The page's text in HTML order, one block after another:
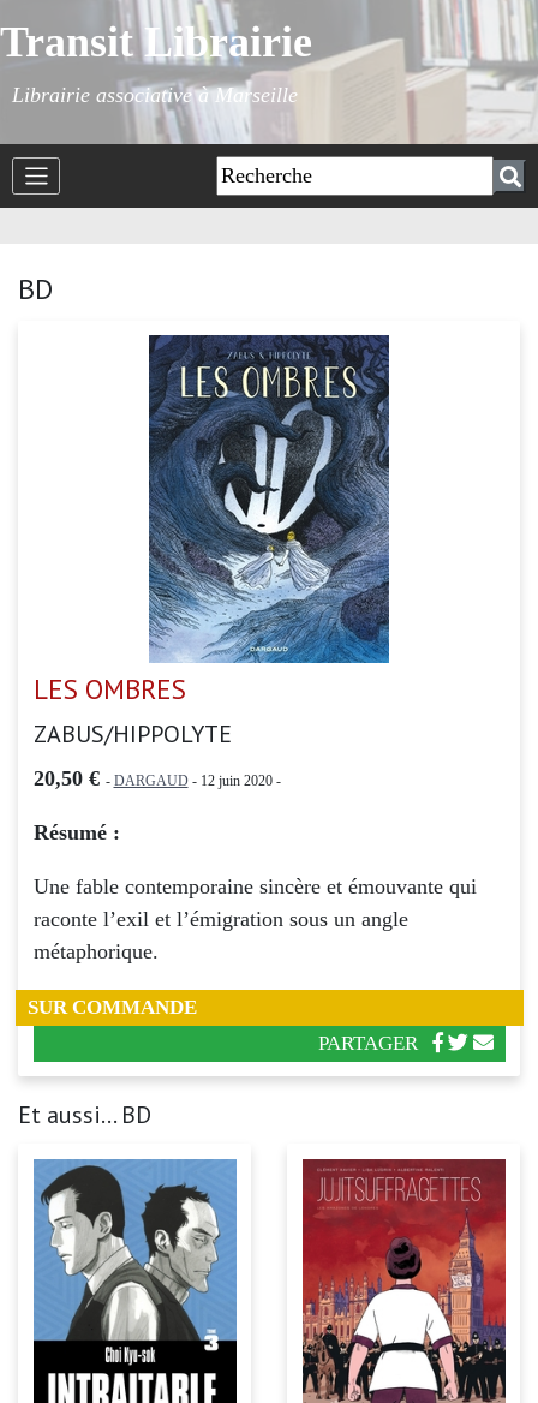
Transit Librairie
Librairie associative à Marseille
BD
LES OMBRES
ZABUS/HIPPOLYTE
20,50 € - DARGAUD- 12 juin 2020 -
Résumé :
Une fable contemporaine sincère et émouvante qui
raconte l’exil et l’émigration sous un angle
métaphorique.
SUR COMMANDE
PARTAGER
Et aussi... BD